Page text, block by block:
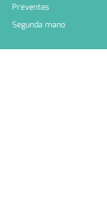
Preventas
Segunda mano